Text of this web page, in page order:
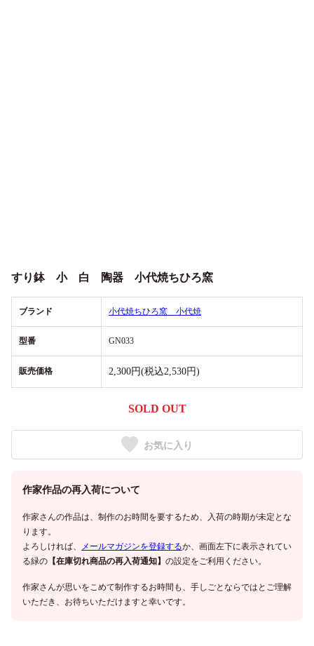
すり鉢 小 白 陶器 小代焼ちひろ窯
ブランド 小代焼ちひろ窯 小代焼
型番 GN033
販売価格 2,300円(税込2,530円)
SOLD OUT
お気に入り
作家作品の再入荷について
作家さんの作品は、制作のお時間を要するため、入荷の時期が未定とな
ります。
よろしければ、
メールマガジンを登録するか、画面左下に表示されてい
る緑の 【在庫切れ商品の再入荷通知】 の設定をご利用ください。
作家さんが思いをこめて制作するお時間も、手しごとならではとご理解
いただき、お待ちいただけますと幸いです。